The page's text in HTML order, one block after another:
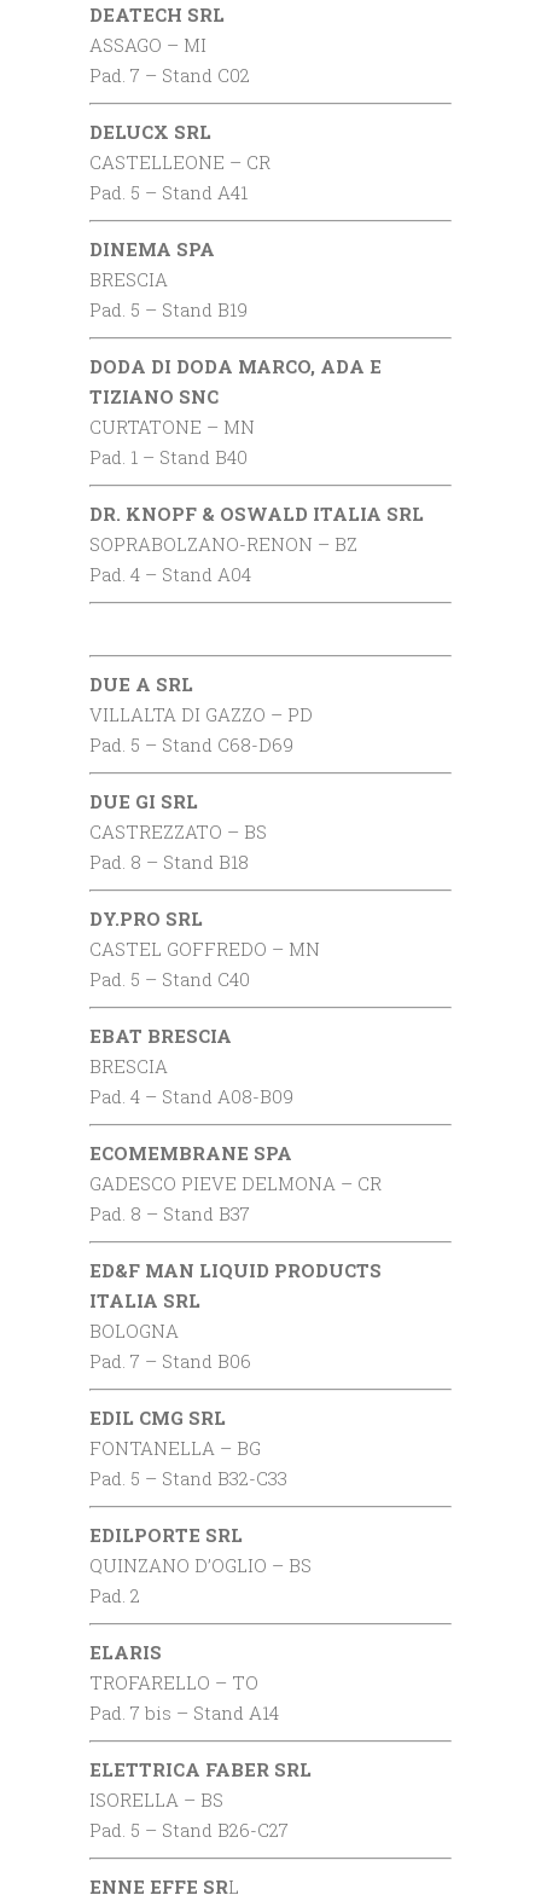
DEATECH SRL
ASSAGO – MI
Pad. 7 – Stand C02
DELUCX SRL
CASTELLEONE – CR
Pad. 5 – Stand A41
DINEMA SPA
BRESCIA
Pad. 5 – Stand B19
DODA DI DODA MARCO, ADA E
TIZIANO SNC
CURTATONE – MN
Pad. 1 – Stand B40
DR. KNOPF & OSWALD ITALIA SRL
SOPRABOLZANO-RENON – BZ
Pad. 4 – Stand A04
DUE A SRL
VILLALTA DI GAZZO – PD
Pad. 5 – Stand C68-D69
DUE GI SRL
CASTREZZATO – BS
Pad. 8 – Stand B18
DY.PRO SRL
CASTEL GOFFREDO – MN
Pad. 5 – Stand C40
EBAT BRESCIA
BRESCIA
Pad. 4 – Stand A08-B09
ECOMEMBRANE SPA
GADESCO PIEVE DELMONA – CR
Pad. 8 – Stand B37
ED&F MAN LIQUID PRODUCTS
ITALIA SRL
BOLOGNA
Pad. 7 – Stand B06
EDIL CMG SRL
FONTANELLA – BG
Pad. 5 – Stand B32-C33
EDILPORTE SRL
QUINZANO D’OGLIO – BS
Pad. 2
ELARIS
TROFARELLO – TO
Pad. 7 bis – Stand A14
ELETTRICA FABER SRL
ISORELLA – BS
Pad. 5 – Stand B26-C27
ENNE EFFE SRL